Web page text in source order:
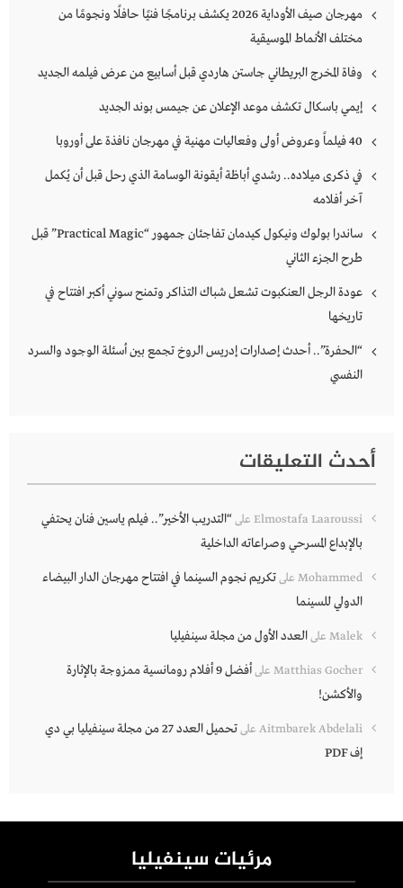
مهرجان صيف الأوداية 2026 يكشف برنامجًا فنيًا حافلًا ونجومًا من
مختلف الأنماط الموسيقية
وفاة المخرج البريطاني جاستن هاردي قبل أسابيع من عرض فيلمه الجديد
إيمي باسكال تكشف موعد الإعلان عن جيمس بوند الجديد
40 فيلماً وعروض أولى وفعاليات مهنية في مهرجان نافذة على أوروبا
في ذكرى ميلاده.. رشدي أباظة أيقونة الوسامة الذي رحل قبل أن يُكمل
آخر أفلامه
ساندرا بولوك ونيكول كيدمان تفاجئان جمهور “Practical Magic” قبل
طرح الجزء الثاني
عودة الرجل العنكبوت تشعل شباك التذاكر وتمنح سوني أكبر افتتاح في
تاريخها
“الحفرة”.. أحدث إصدارات إدريس الروخ تجمع بين أسئلة الوجود والسرد
النفسي
أحدث التعليقات
Elmostafa Laaroussi على“التدريب الأخير”.. فيلم ياسين فنان يحتفي
بالإبداع المسرحي وصراعاته الداخلية
Mohammed علىتكريم نجوم السينما في افتتاح مهرجان الدار البيضاء
الدولي للسينما
Malek علىالعدد الأول من مجلة سينفيليا
Matthias Gocher على
أفضل 9 أفلام رومانسية ممزوجة بالإثارة
والأكشن!
Aitmbarek Abdelali على
تحميل العدد 27 من مجلة سينفيليا بي دي
إف PDF
مرئيات سينفيليا